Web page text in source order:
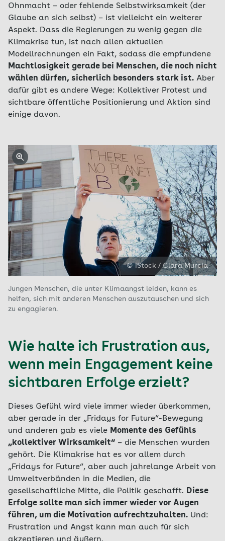
Ohnmacht – oder fehlende Selbstwirksamkeit (der
Glaube an sich selbst) – ist vielleicht ein weiterer
Aspekt. Dass die Regierungen zu wenig gegen die
Klimakrise tun, ist nach allen aktuellen
Modellrechnungen ein Fakt, sodass die empfundene
Machtlosigkeit gerade bei Menschen, die noch nicht
wählen dürfen, sicherlich besonders stark ist. Aber
dafür gibt es andere Wege: Kollektiver Protest und
sichtbare öffentliche Positionierung und Aktion sind
einige davon.
© iStock / Clara Murcia
Jungen Menschen, die unter Klimaangst leiden, kann es
helfen, sich mit anderen Menschen auszutauschen und sich
zu engagieren.
Wie halte ich Frustration aus,
wenn mein Engagement keine
sichtbaren Erfolge erzielt?
Dieses Gefühl wird viele immer wieder überkommen,
aber gerade in der „Fridays for Future“-Bewegung
und anderen gab es viele Momente des Gefühls
„kollektiver Wirksamkeit“ – die Menschen wurden
gehört. Die Klimakrise hat es vor allem durch
„Fridays for Future“, aber auch jahrelange Arbeit von
Umweltverbänden in die Medien, die
gesellschaftliche Mitte, die Politik geschafft. Diese
Erfolge sollte man sich immer wieder vor Augen
führen, um die Motivation aufrechtzuhalten. Und:
Frustration und Angst kann man auch für sich